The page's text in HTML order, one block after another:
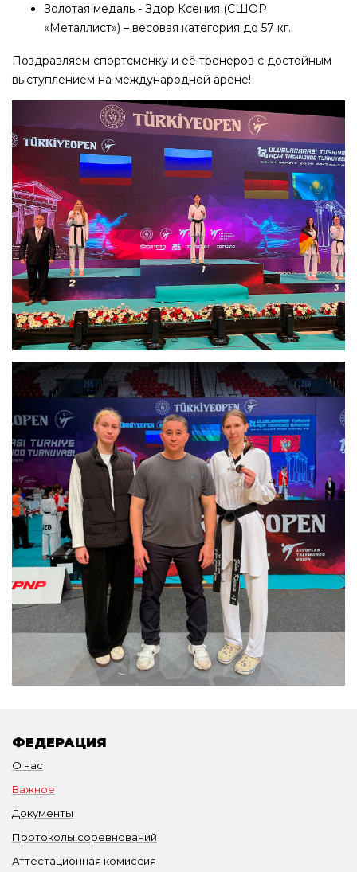
Золотая медаль - Здор Ксения (СШОР
«Металлист») – весовая категория до 57 кг.
Поздравляем спортсменку и её тренеров с достойным
выступлением на международной арене!
ФЕДЕРАЦИЯ
О нас
Важное
Документы
Протоколы соревнований
Аттестационная комиссия